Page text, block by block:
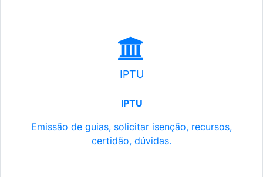
IPTU
IPTU
Emissão de guias, solicitar isenção, recursos,
certidão, dúvidas.